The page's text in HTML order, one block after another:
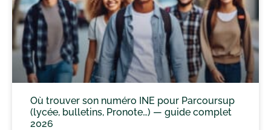
Où trouver son numéro INE pour Parcoursup
(lycée, bulletins, Pronote…) — guide complet
2026